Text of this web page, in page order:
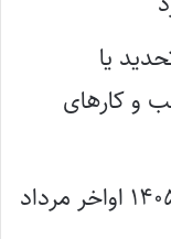
یا
و کارهای
نتایج نهایی آزمون دکتری سال ۱۴۰۵ اواخر مرداد